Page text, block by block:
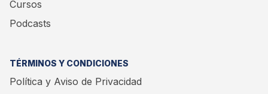
Cursos
Podcasts
TÉRMINOS Y CONDICIONES
Política y Aviso de Privacidad